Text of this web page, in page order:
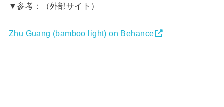
▼参考：（外部サイト）
Zhu Guang (bamboo light) on Behance